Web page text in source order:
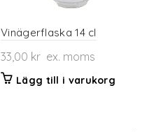
Vinägerflaska 14 cl
33,00 kr ex. moms
Lägg till i varukorg